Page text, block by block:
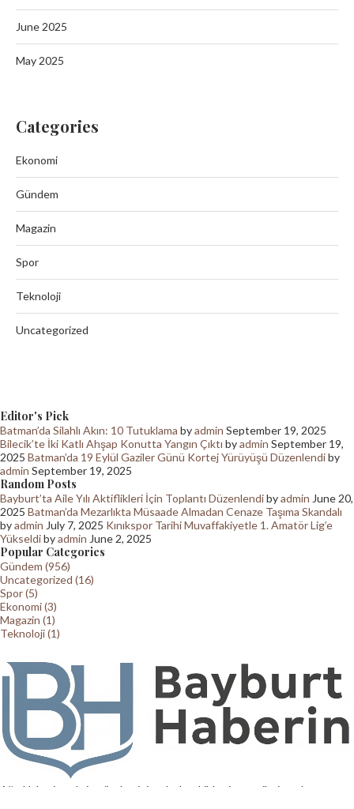
June 2025
May 2025
Categories
Ekonomi
Gündem
Magazin
Spor
Teknoloji
Uncategorized
Editor's Pick
Batman’da Silahlı Akın: 10 Tutuklama byadmin September 19, 2025
Bilecik’te İki Katlı Ahşap Konutta Yangın Çıktı byadmin September 19,
2025 Batman’da 19 Eylül Gaziler Günü Kortej Yürüyüşü Düzenlendiby
admin September 19, 2025
Random Posts
Bayburt’ta Aile Yılı Aktiflikleri İçin Toplantı Düzenlendibyadmin June 20,
2025 Batman’da Mezarlıkta Müsaade Almadan Cenaze Taşıma Skandalı
byadmin July 7, 2025 Kınıkspor Tarihi Muvaffakiyetle 1. Amatör Lig’e
Yükseldibyadmin June 2, 2025
Popular Categories
Gündem (956)
Uncategorized (16)
Spor (5)
Ekonomi (3)
Magazin (1)
Teknoloji (1)
Ağrı Haberin şehrin gündemini en hızlı şekilde ziyaretçilerine ulaştıran